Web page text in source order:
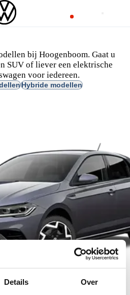
Details Over
bij Hoogenboom. Gaat u
SUV of liever een elektrische
voor iedereen.
Hybride modellen